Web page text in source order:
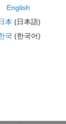
English
本 (日本語)
국 (한국어)